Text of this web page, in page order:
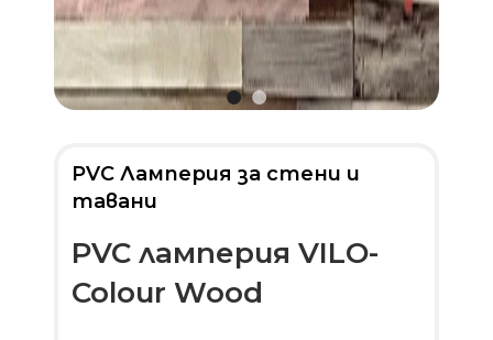
PVC Ламперия за стени и
тавани
PVC ламперия VILO-
Colour Wood